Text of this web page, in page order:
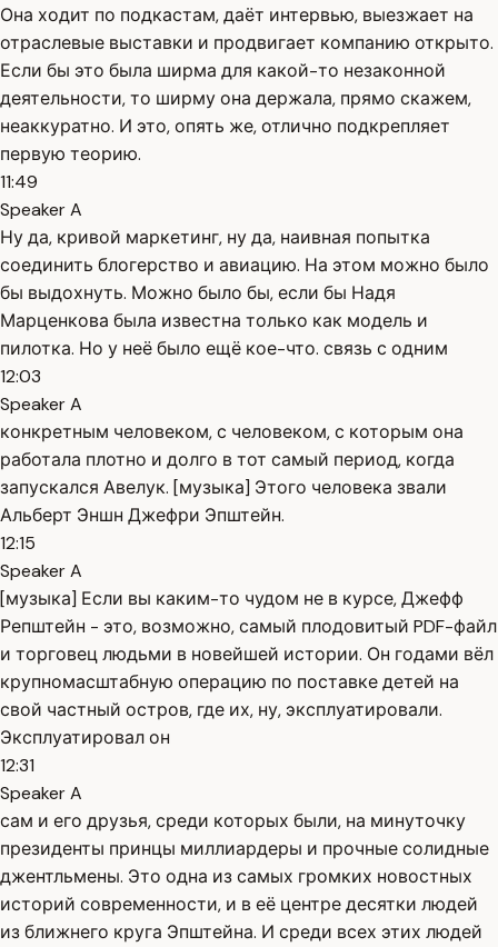
Она ходит по подкастам, даёт интервью, выезжает на
отраслевые выставки и продвигает компанию открыто.
Если бы это была ширма для какой-то незаконной
деятельности, то ширму она держала, прямо скажем,
неаккуратно. И это, опять же, отлично подкрепляет
первую теорию.
11:49
Speaker A
Ну да, кривой маркетинг, ну да, наивная попытка
соединить блогерство и авиацию. На этом можно было
бы выдохнуть. Можно было бы, если бы Надя
Марценкова была известна только как модель и
пилотка. Но у неё было ещё кое-что. связь с одним
12:03
Speaker A
конкретным человеком, с человеком, с которым она
работала плотно и долго в тот самый период, когда
запускался Авелук. [музыка] Этого человека звали
Альберт Эншн Джефри Эпштейн.
12:15
Speaker A
[музыка] Если вы каким-то чудом не в курсе, Джефф
Репштейн - это, возможно, самый плодовитый PDF-файл
и торговец людьми в новейшей истории. Он годами вёл
крупномасштабную операцию по поставке детей на
свой частный остров, где их, ну, эксплуатировали.
Эксплуатировал он
12:31
Speaker A
сам и его друзья, среди которых были, на минуточку
президенты принцы миллиардеры и прочные солидные
джентльмены. Это одна из самых громких новостных
историй современности, и в её центре десятки людей
из ближнего круга Эпштейна. И среди всех этих людей